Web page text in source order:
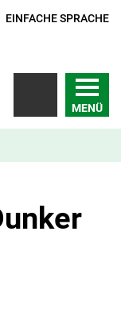
EINFACHE SPRACHE
MENÜ